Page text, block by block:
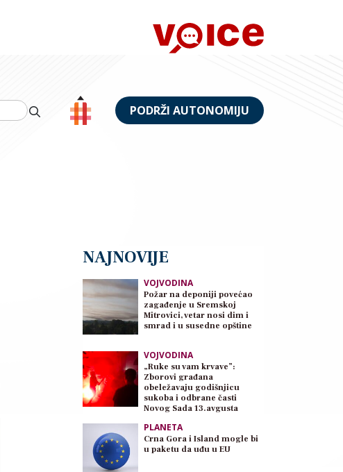
PODRŽI AUTONOMIJU
NAJNOVIJE
VOJVODINA
Požar na deponiji povećao
zagađenje u Sremskoj
Mitrovici, vetar nosi dim i
smrad i u susedne opštine
VOJVODINA
„Ruke su vam krvave”:
Zborovi građana
obeležavaju godišnjicu
sukoba i odbrane časti
Novog Sada 13.avgusta
PLANETA
Crna Gora i Island mogle bi
u paketu da uđu u EU